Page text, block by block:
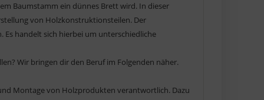
Baumstamm ein dünnes Brett wird. In dieser
von Holzkonstruktionsteilen. Der
handelt sich hierbei um unterschiedliche
Wir bringen dir den Beruf im Folgenden näher.
Montage von Holzprodukten verantwortlich. Dazu